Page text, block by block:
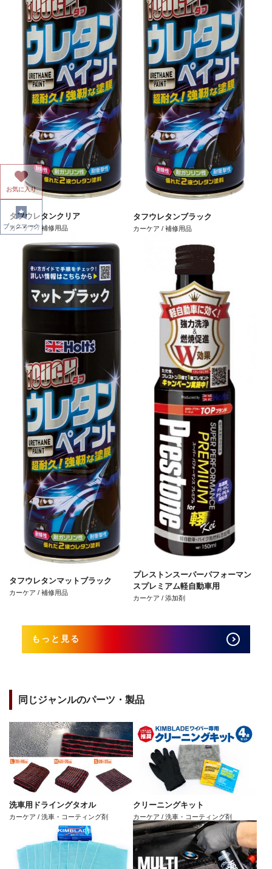
タフウレタンクリア
カーケア / 補修用品
タフウレタンブラック
カーケア / 補修用品
タフウレタンマットブラック
カーケア / 補修用品
プレストンスーパーパフォーマン
スプレミアム軽自動車用
カーケア / 添加剤
もっと見る
同じジャンルのパーツ・製品
洗車用ドライングタオル
カーケア / 洗車・コーティング剤
クリーニングキット
カーケア / 洗車・コーティング剤
お気に入り
ブックマーク